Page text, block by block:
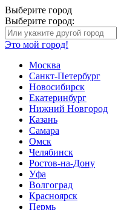
Выберите город
Выберите город:
Это мой город!
Москва
Санкт-Петербург
Новосибирск
Екатеринбург
Нижний Новгород
Казань
Самара
Омск
Челябинск
Ростов-на-Дону
Уфа
Волгоград
Красноярск
Пермь